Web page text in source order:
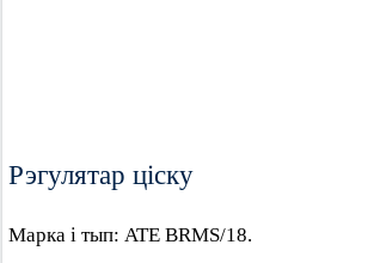
Рэгулятар ціску
Марка і тып: ATE BRMS/18.